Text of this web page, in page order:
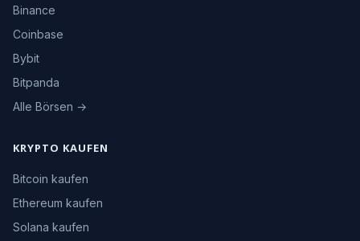
Binance
Coinbase
Bybit
Bitpanda
Alle Börsen →
KRYPTO KAUFEN
Bitcoin kaufen
Ethereum kaufen
Solana kaufen